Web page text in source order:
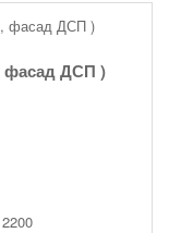
фасад ДСП )